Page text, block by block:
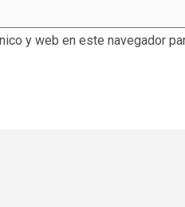
y web en este navegador